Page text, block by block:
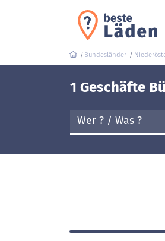
Bundesländer
1 Geschäfte